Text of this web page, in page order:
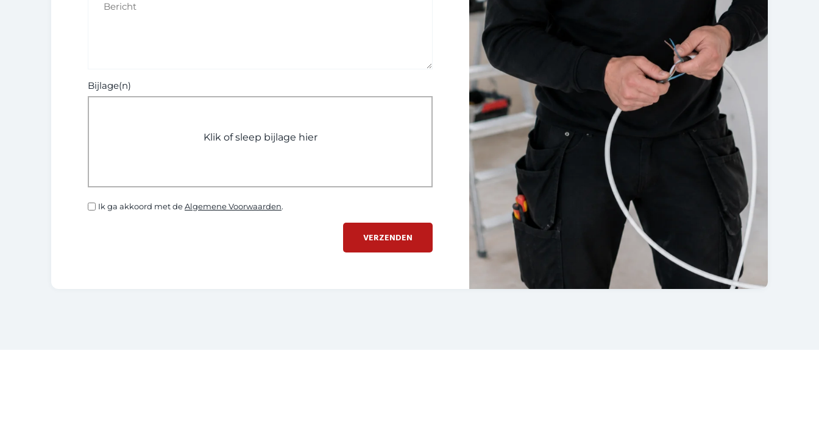
Bijlage(n)
Klik of sleep bijlage hier
Ik ga akkoord met deAlgemene Voorwaarden.
VERZENDEN